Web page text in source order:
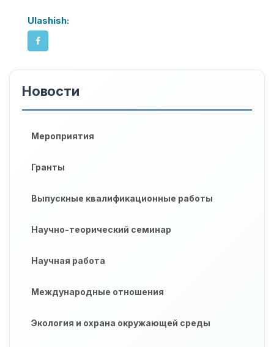
Ulashish:
Новости
Мероприятия
Гранты
Выпускные квалификационные работы
Научно-теорический семинар
Научная работа
Международные отношения
Экология и охрана окружающей среды